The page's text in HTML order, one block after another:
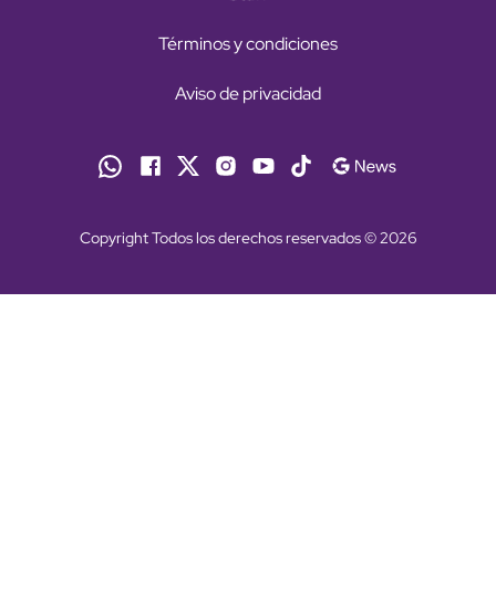
Términos y condiciones
Aviso de privacidad
Copyright Todos los derechos reservados © 2026